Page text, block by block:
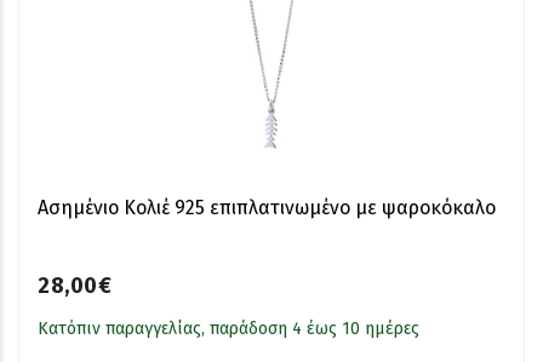
Ασημένιο Κολιέ 925 επιπλατινωμένο με ψαροκόκαλο
28,00€
Κατόπιν παραγγελίας, παράδοση 4 έως 10 ημέρες